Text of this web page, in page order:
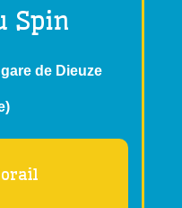
Spin
de Dieuze